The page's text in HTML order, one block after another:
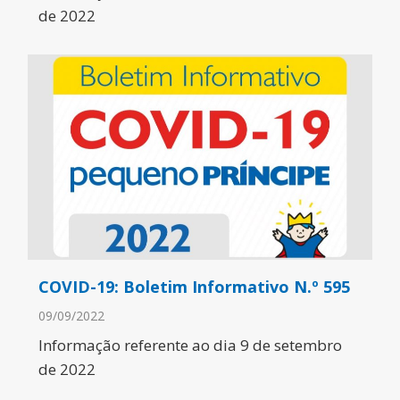
de 2022
COVID-19: Boletim Informativo N.º 595
09/09/2022
Informação referente ao dia 9 de setembro
de 2022